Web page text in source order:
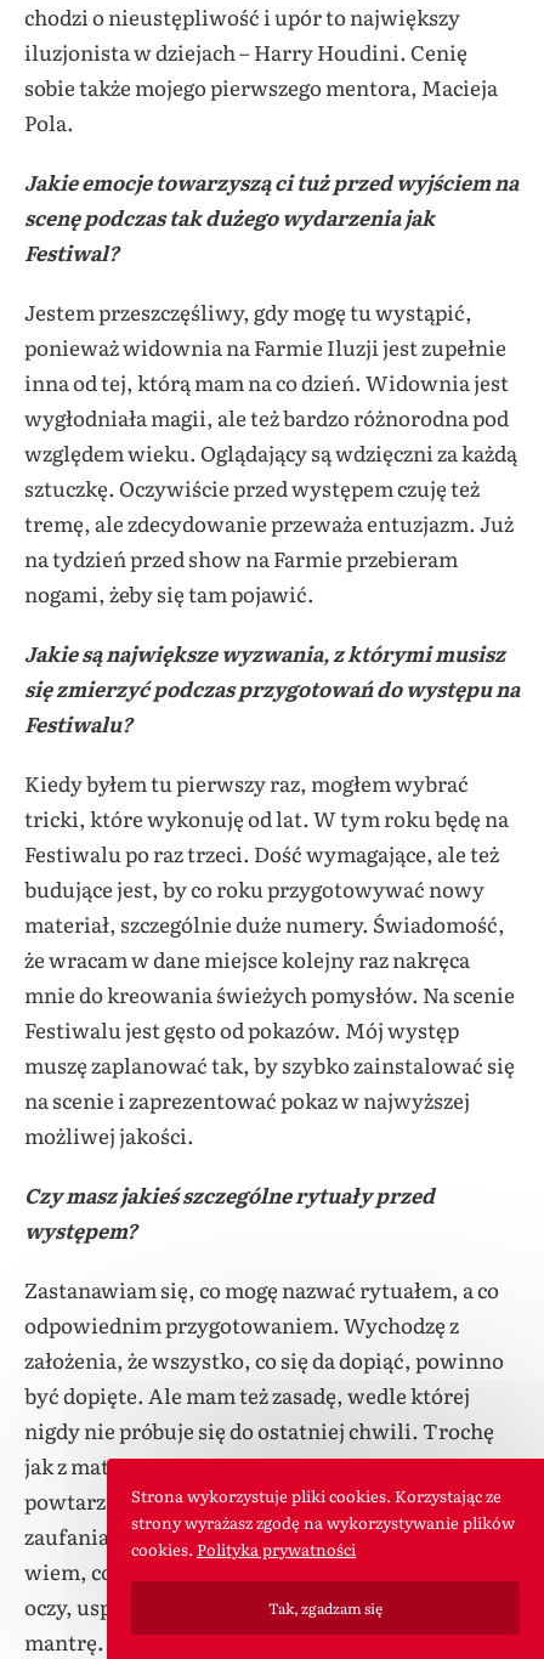
chodzi o nieustępliwość i upór to największy
iluzjonista w dziejach – Harry Houdini. Cenię
sobie także mojego pierwszego mentora, Macieja
Pola.
Jakie emocje towarzyszą ci tuż przed wyjściem na
scenę podczas tak dużego wydarzenia jak
Festiwal?
Jestem przeszczęśliwy, gdy mogę tu wystąpić,
ponieważ widownia na Farmie Iluzji jest zupełnie
inna od tej, którą mam na co dzień. Widownia jest
wygłodniała magii, ale też bardzo różnorodna pod
względem wieku. Oglądający są wdzięczni za każdą
sztuczkę. Oczywiście przed występem czuję też
tremę, ale zdecydowanie przeważa entuzjazm. Już
na tydzień przed show na Farmie przebieram
nogami, żeby się tam pojawić.
Jakie są największe wyzwania, z którymi musisz
się zmierzyć podczas przygotowań do występu na
Festiwalu?
Kiedy byłem tu pierwszy raz, mogłem wybrać
tricki, które wykonuję od lat. W tym roku będę na
Festiwalu po raz trzeci. Dość wymagające, ale też
budujące jest, by co roku przygotowywać nowy
materiał, szczególnie duże numery. Świadomość,
że wracam w dane miejsce kolejny raz nakręca
mnie do kreowania świeżych pomysłów. Na scenie
Festiwalu jest gęsto od pokazów. Mój występ
muszę zaplanować tak, by szybko zainstalować się
na scenie i zaprezentować pokaz w najwyższej
możliwej jakości.
Czy masz jakieś szczególne rytuały przed
występem?
Zastanawiam się, co mogę nazwać rytuałem, a co
odpowiednim przygotowaniem. Wychodzę z
założenia, że wszystko, co się da dopiąć, powinno
być dopięte. Ale mam też zasadę, wedle której
nigdy nie próbuje się do ostatniej chwili. Trochę
jak z maturą – pół godziny przed pokazem już nie
powtarzam materiału. Muszę mieć na tyle dużo
zaufania do samego siebie, by być pewnym, że
wiem, co robię. Przed wejściem na scenę zamykam
oczy, uspokajam oddech, liczę lub powtarzam
mantrę. Staram się wyciszyć i skupić na byciu tu i
Strona wykorzystuje pliki cookies. Korzystając ze
strony wyrażasz zgodę na wykorzystywanie plików
cookies. Polityka prywatności
Tak, zgadzam się